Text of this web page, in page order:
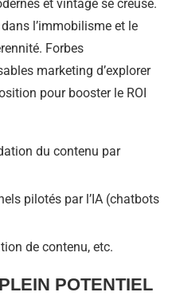
et vintage se creuse.
l’immobilisme et le
Forbes
marketing d’explorer
pour booster le ROI
du contenu par
pilotés par l’IA (chatbots
de contenu, etc.
POTENTIEL